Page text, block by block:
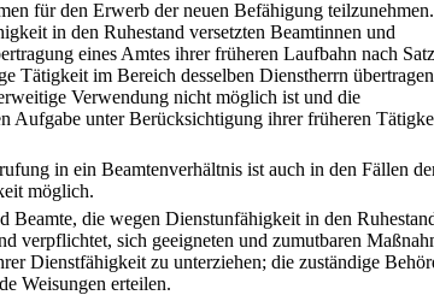
für den Erwerb der neuen Befähigung teilzunehmen.
in den Ruhestand versetzten Beamtinnen und
eines Amtes ihrer früheren Laufbahn nach
Tätigkeit im Bereich desselben Dienstherrn übertragen
Verwendung nicht möglich ist und die
Aufgabe unter Berücksichtigung ihrer früheren
in ein Beamtenverhältnis ist auch in den Fällen
möglich.
Beamte, die wegen Dienstunfähigkeit in den
verpflichtet, sich geeigneten und zumutbaren
Dienstfähigkeit zu unterziehen; die zuständige
Weisungen erteilen.